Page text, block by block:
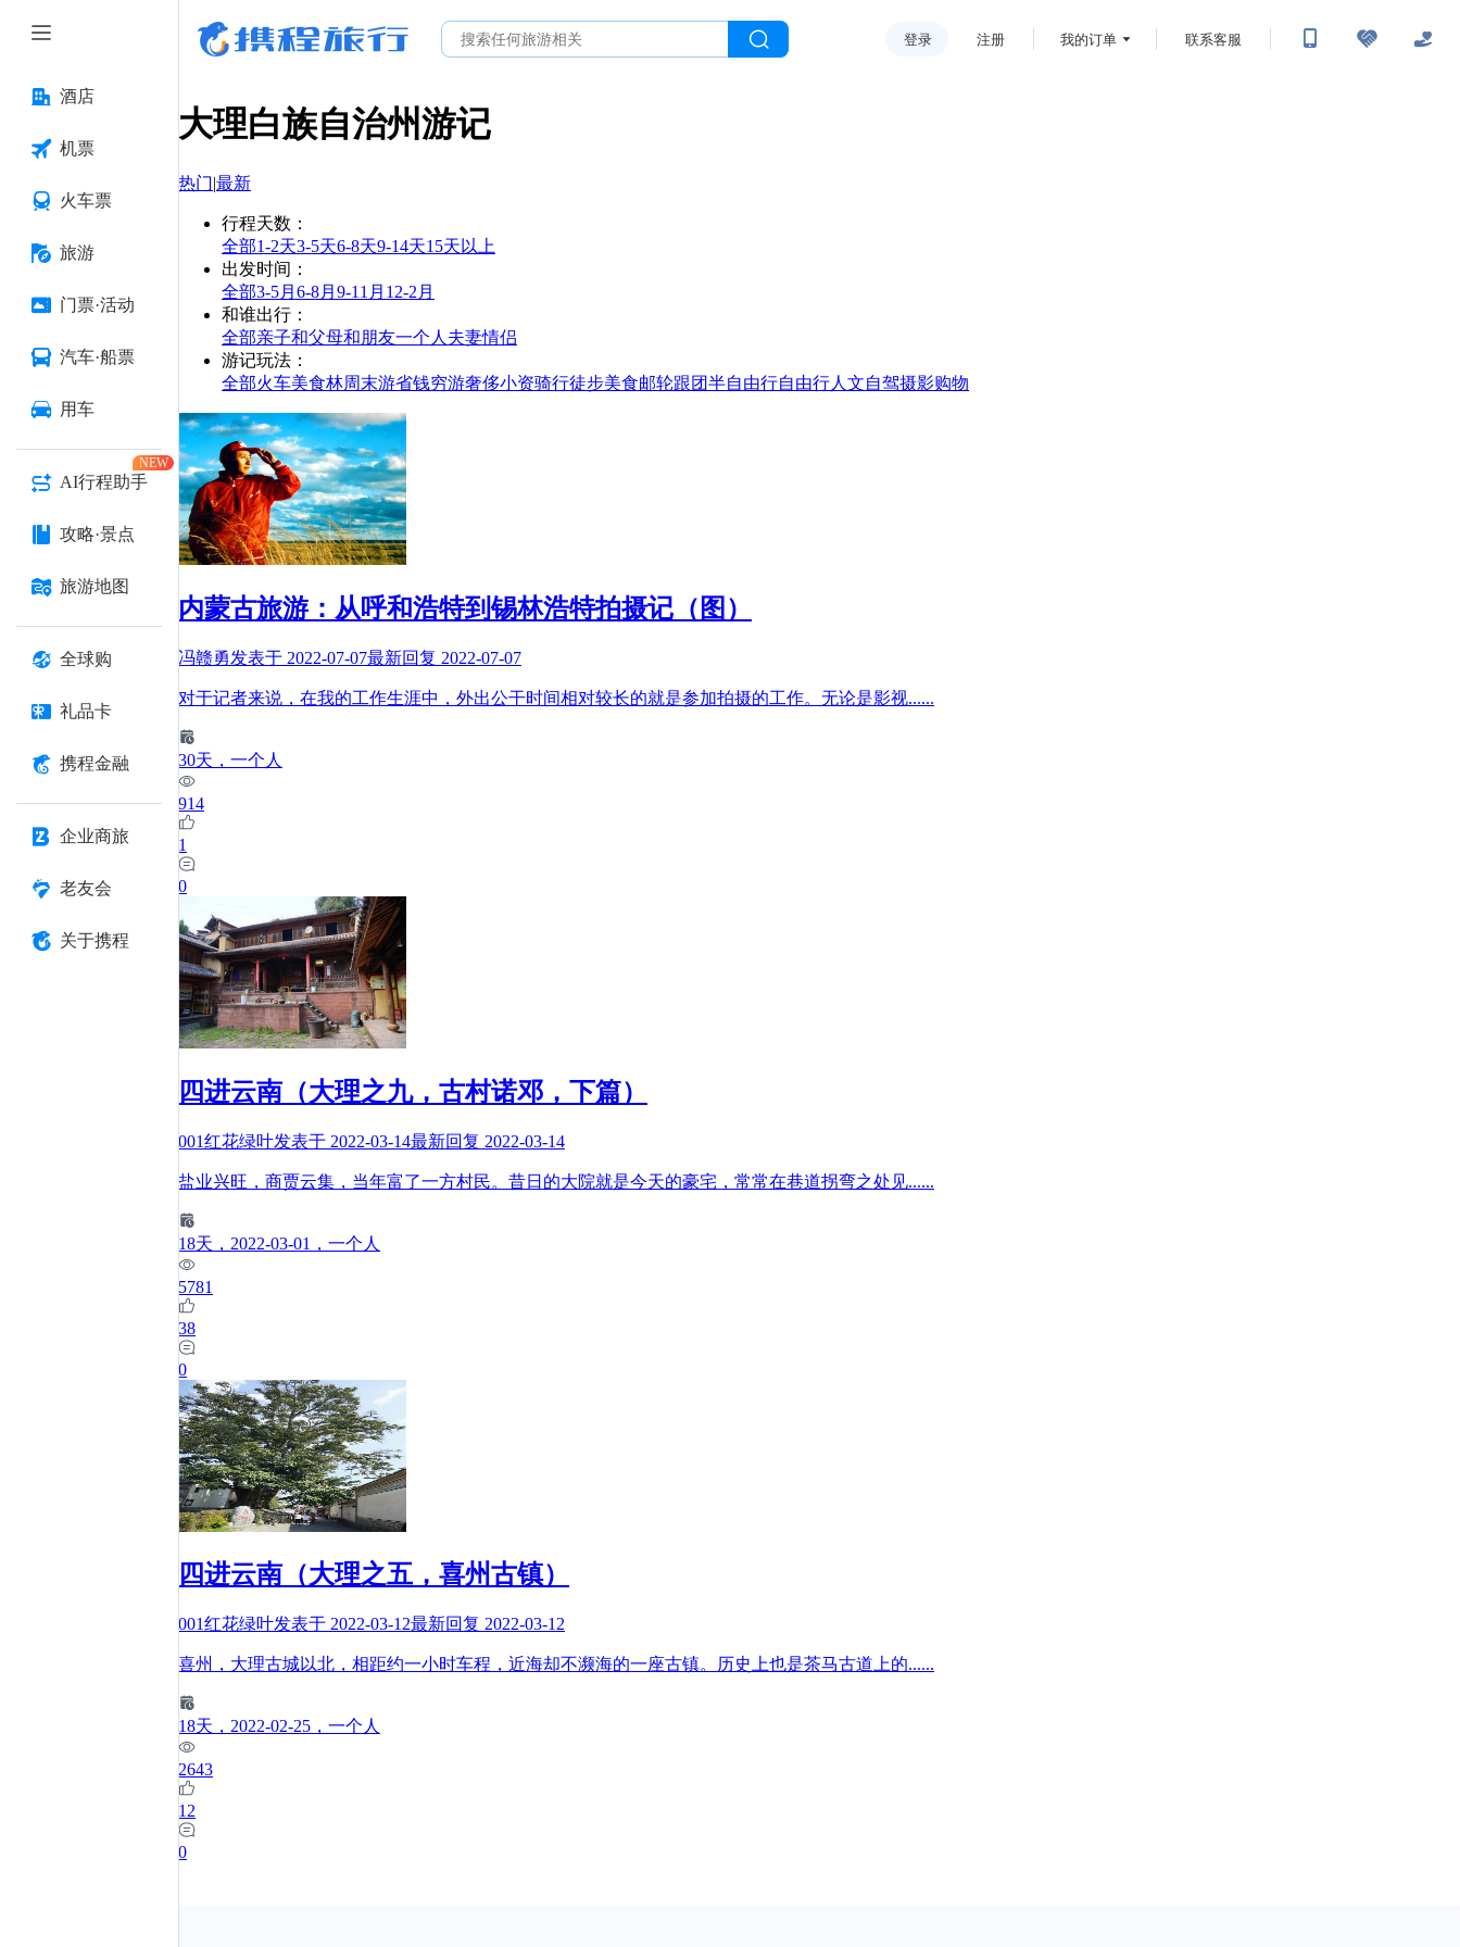
酒店
机票
火车票
旅游
门票·活动
汽车·船票
用车
AI行程助手
NEW
攻略·景点
旅游地图
全球购
礼品卡
携程金融
企业商旅
老友会
关于携程
登录 注册 我的订单 联系客服
大理白族自治州游记
热门|最新
行程天数 ：
全部1-2天3-5天6-8天9-14天15天以上
出发时间 ：
全部3-5月 6-8月 9-11月 12-2月
和谁出行 ：
全部亲子和父母和朋友一个人 夫妻情侣
游记玩法 ：
全部火车美食林周末游省钱穷游奢侈小资骑行徒步美食邮轮跟团半自由行自由行人文自驾摄影购物
内蒙古旅游：从呼和浩特到锡林浩特拍摄记（图）
冯赣勇发表于 2022-07-07最新回复 2022-07-07
对于记者来说，在我的工作生涯中，外出公干时间相对较长的就是参加拍摄的工作。无论是影视......
30天 ，一个人
914
1
0
四进云南（大理之九，古村诺邓，下篇）
001红花绿叶发表于 2022-03-14最新回复 2022-03-14
盐业兴旺，商贾云集，当年富了一方村民。昔日的大院就是今天的豪宅，常常在巷道拐弯之处见......
18天 ，2022-03-01 ，一个人
5781
38
0
四进云南（大理之五，喜州古镇）
001红花绿叶发表于 2022-03-12最新回复 2022-03-12
喜州，大理古城以北，相距约一小时车程，近海却不濒海的一座古镇。历史上也是茶马古道上的......
18天 ，2022-02-25 ，一个人
2643
12
0